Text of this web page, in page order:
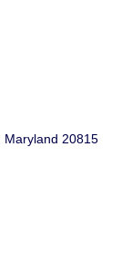
Maryland 20815